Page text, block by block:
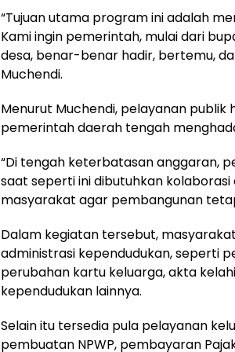
“Tujuan utama program ini adalah
Kami ingin pemerintah, mulai dari
desa, benar-benar hadir, bertemu,
Muchendi.
Menurut Muchendi, pelayanan
pemerintah daerah tengah
“Di tengah keterbatasan anggaran,
saat seperti ini dibutuhkan
masyarakat agar pembangunan
Dalam kegiatan tersebut,
administrasi kependudukan, seperti
perubahan kartu keluarga, akta
kependudukan lainnya.
Selain itu tersedia pula pelayanan
pembuatan NPWP, pembayaran